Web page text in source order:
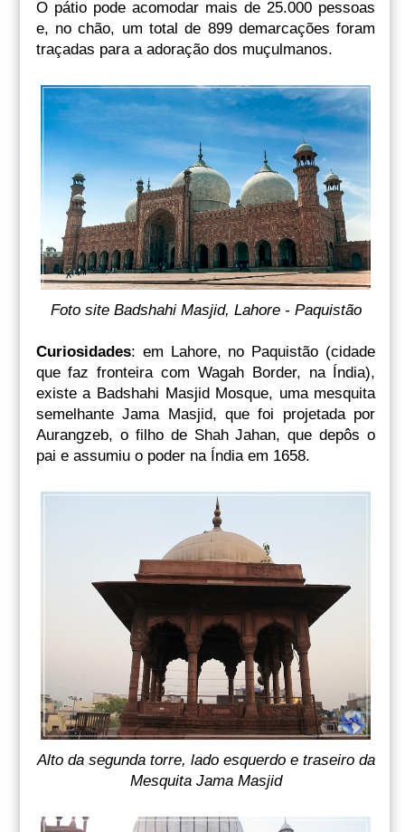
O pátio pode acomodar mais de 25.000 pessoas
e, no chão, um total de 899 demarcações foram
traçadas para a adoração dos muçulmanos.
Foto site Badshahi Masjid, Lahore - Paquistão
Curiosidades: em Lahore, no Paquistão (cidade
que faz fronteira com Wagah Border, na Índia),
existe a Badshahi Masjid Mosque, uma mesquita
semelhante Jama Masjid, que foi projetada por
Aurangzeb, o filho de Shah Jahan, que depôs o
pai e assumiu o poder na Índia em 1658.
Alto da segunda torre, lado esquerdo e traseiro da
Mesquita Jama Masjid